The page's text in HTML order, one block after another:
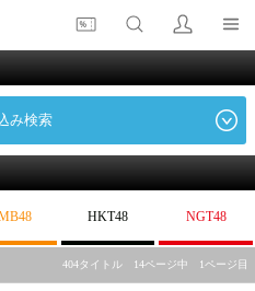
み検索
HKT48 NGT48
404タイトル 14ページ中 1ページ目